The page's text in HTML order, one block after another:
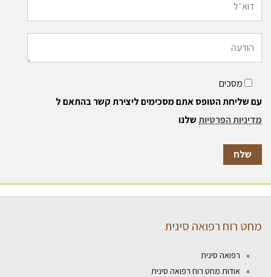
מסכים
שליחת הטופס אתם מסכימים ליצירת קשר בהתאם ל
הפרטיותשלנו
רוח רפואה סינית
רפואה סינית
אודות מחט רוח רפואה סינית